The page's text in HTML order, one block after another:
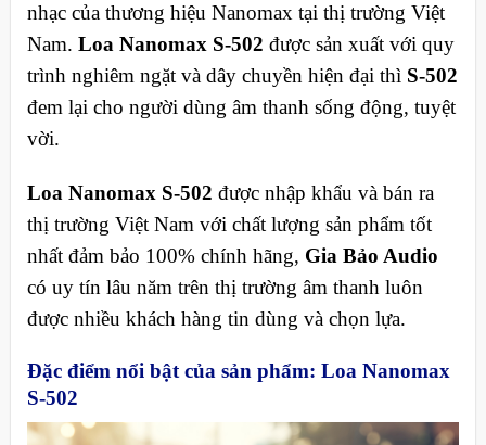
nhạc của thương hiệu Nanomax tại thị trường Việt
Nam. Loa Nanomax S-502 được sản xuất với quy
trình nghiêm ngặt và dây chuyền hiện đại thì S-502
đem lại cho người dùng âm thanh sống động, tuyệt
vời.
Loa Nanomax S-502 được nhập khẩu và bán ra
thị trường Việt Nam với chất lượng sản phẩm tốt
nhất đảm bảo 100% chính hãng, Gia Bảo Audio
có uy tín lâu năm trên thị trường âm thanh luôn
được nhiều khách hàng tin dùng và chọn lựa.
Đặc điểm nổi bật của sản phẩm: Loa Nanomax
S-502